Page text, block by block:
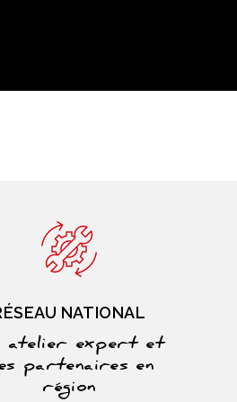
NATIONAL
atelier expert et
partenaires en
région